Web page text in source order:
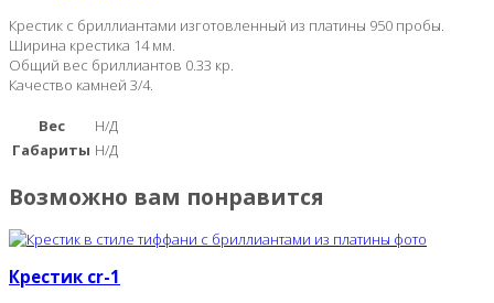
Крестик с бриллиантами изготовленный из платины 950 пробы.
Ширина крестика 14 мм.
Общий вес бриллиантов 0.33 кр.
Качество камней 3/4.
Вес
Н/Д
Габариты Н/Д
Возможно вам понравится
Крестик cr-1